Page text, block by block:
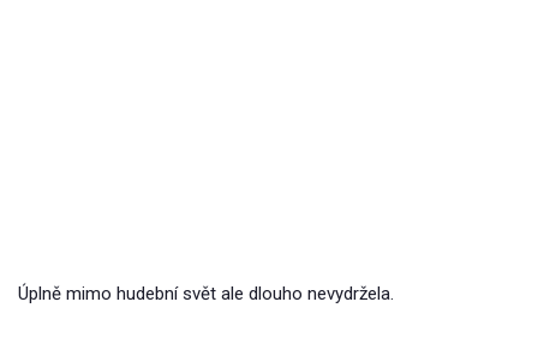
Úplně mimo hudební svět ale dlouho nevydržela.